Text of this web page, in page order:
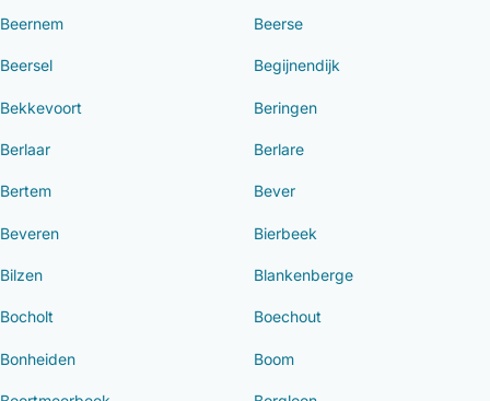
Beernem Beerse
Beersel Begijnendijk
Bekkevoort Beringen
Berlaar Berlare
Bertem Bever
Beveren Bierbeek
Bilzen Blankenberge
Bocholt Boechout
Bonheiden Boom